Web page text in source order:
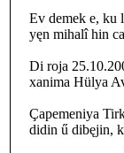
Ev demek e, ku
yęn mihalî hin
Di roja
xanima Hülya
Çapemeniya
didin ű dibęjin,